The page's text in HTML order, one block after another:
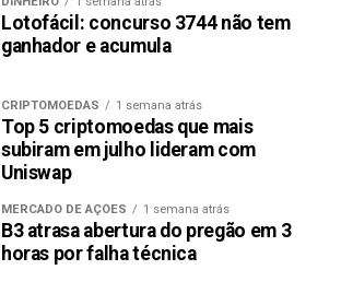
Lotofácil: concurso 3744 não tem
ganhador e acumula
CRIPTOMOEDAS 1 semana atrás
Top 5 criptomoedas que mais
subiram em julho lideram com
Uniswap
MERCADO DE AÇÕES 1 semana atrás
B3 atrasa abertura do pregão em 3
horas por falha técnica